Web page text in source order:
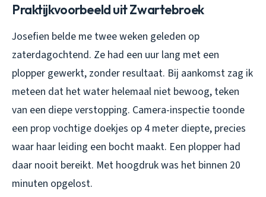
Praktijkvoorbeeld uit Zwartebroek
Josefien belde me twee weken geleden op
zaterdagochtend. Ze had een uur lang met een
plopper gewerkt, zonder resultaat. Bij aankomst zag ik
meteen dat het water helemaal niet bewoog, teken
van een diepe verstopping. Camera-inspectie toonde
een prop vochtige doekjes op 4 meter diepte, precies
waar haar leiding een bocht maakt. Een plopper had
daar nooit bereikt. Met hoogdruk was het binnen 20
minuten opgelost.